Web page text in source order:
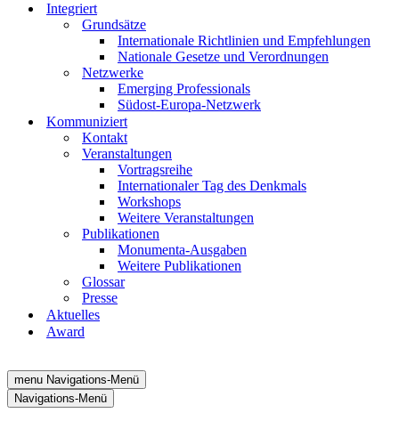
Integriert
Grundsätze
Internationale Richtlinien und Empfehlungen
Nationale Gesetze und Verordnungen
Netzwerke
Emerging Professionals
Südost-Europa-Netzwerk
Kommuniziert
Kontakt
Veranstaltungen
Vortragsreihe
Internationaler Tag des Denkmals
Workshops
Weitere Veranstaltungen
Publikationen
Monumenta-Ausgaben
Weitere Publikationen
Glossar
Presse
Aktuelles
Award
menu Navigations-Menü
Navigations-Menü